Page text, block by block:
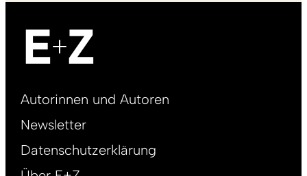
Footer
DE
Autorinnen und Autoren
Newsletter
Datenschutzerklärung